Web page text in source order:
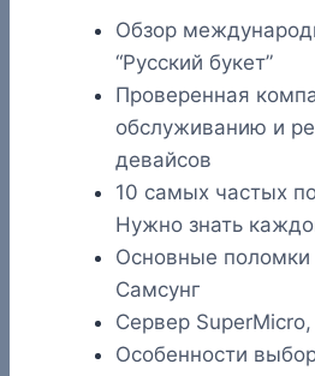
Обзор
“Русский букет”
Проверенная
обслуживанию и
девайсов
10 самых частых
Нужно знать
Основные поломки
Самсунг
Сервер
Особенности